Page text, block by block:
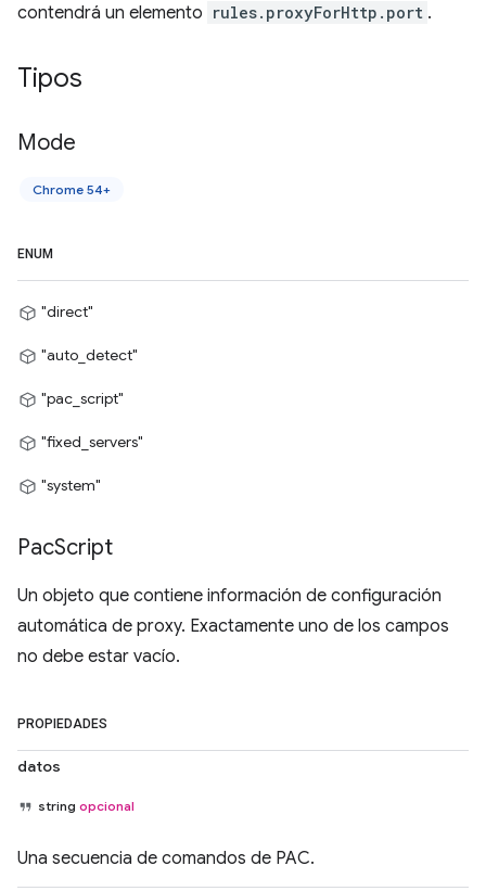
contendrá un elemento rules.proxyForHttp.port .
Tipos
Mode
Chrome 54+
ENUM
"direct"
"auto_detect"
"pac_script"
"fixed_servers"
"system"
PacScript
Un objeto que contiene información de configuración
automática de proxy. Exactamente uno de los campos
no debe estar vacío.
PROPIEDADES
datos
string opcional
Una secuencia de comandos de PAC.